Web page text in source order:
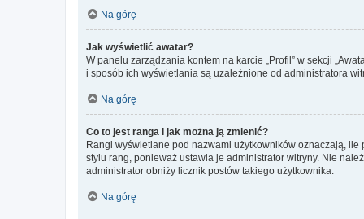
Na górę
Jak wyświetlić awatar?
W panelu zarządzania kontem na karcie „Profil” w sekcji
i sposób ich wyświetlania są uzależnione od administratora
Na górę
Co to jest ranga i jak można ją zmienić?
Rangi wyświetlane pod nazwami użytkowników oznaczają,
stylu rang, ponieważ ustawia je administrator witryny. Nie
administrator obniży licznik postów takiego użytkownika.
Na górę